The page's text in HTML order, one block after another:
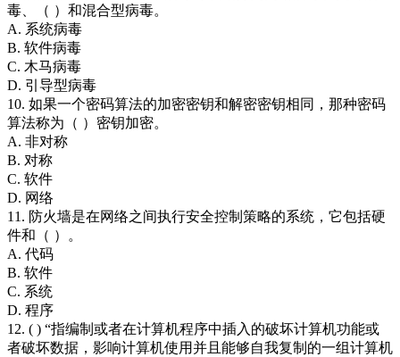
毒、（ ）和混合型病毒。
A. 系统病毒
B. 软件病毒
C. 木马病毒
D. 引导型病毒
10. 如果一个密码算法的加密密钥和解密密钥相同，那种密码
算法称为（ ）密钥加密。
A. 非对称
B. 对称
C. 软件
D. 网络
11. 防火墙是在网络之间执行安全控制策略的系统，它包括硬
件和（ ）。
A. 代码
B. 软件
C. 系统
D. 程序
12. ( ) “指编制或者在计算机程序中插入的破坏计算机功能或
者破坏数据，影响计算机使用并且能够自我复制的一组计算机